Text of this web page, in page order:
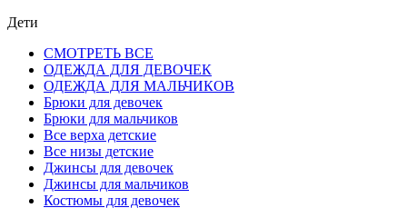
Дети
СМОТРЕТЬ ВСЕ
ОДЕЖДА ДЛЯ ДЕВОЧЕК
ОДЕЖДА ДЛЯ МАЛЬЧИКОВ
Брюки для девочек
Брюки для мальчиков
Все верха детские
Все низы детские
Джинсы для девочек
Джинсы для мальчиков
Костюмы для девочек